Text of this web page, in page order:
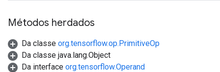
Métodos herdados
Da classe org.tensorflow.op.PrimitiveOp
Da classe java.lang.Object
Da interface org.tensorflow.Operand